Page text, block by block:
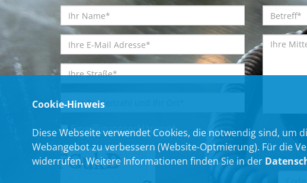
Einwilligungserklärung*
Cookie-Hinweis
Diese Webseite verwendet Cookies, die notwendig sind,
Webangebot zu verbessern (Website-Optmierung). Für die
widerrufen. Weitere Informationen finden Sie in der